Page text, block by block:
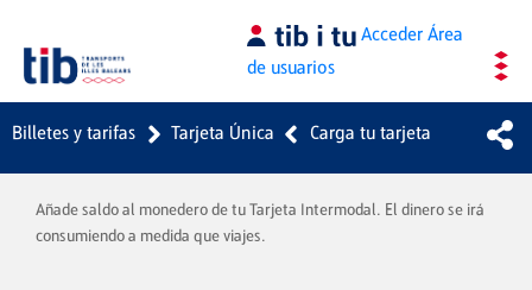
Saltar al contenido principal AccederÁrea
de usuarios
Billetes y tarifas Tarjeta Única Carga tu tarjeta
Añade saldo al monedero de tu Tarjeta Intermodal. El dinero se irá
consumiendo a medida que viajes.